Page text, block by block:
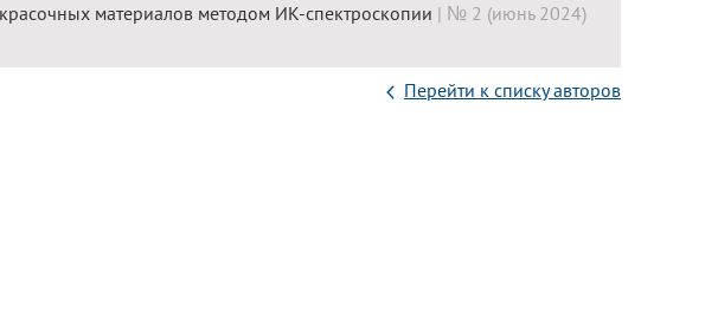
материалов методом ИК-спектроскопии | № 2 (июнь 2024)
Перейти к списку авторов